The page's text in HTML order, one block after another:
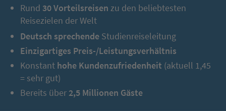
Rund 30 Vorteilsreisen zu den beliebtesten
Reisezielen der Welt
Deutsch sprechende Studienreiseleitung
Einzigartiges Preis-/Leistungsverhältnis
Konstant hohe Kundenzufriedenheit (aktuell 1,45
= sehr gut)
Bereits über2,5 Millionen Gäste